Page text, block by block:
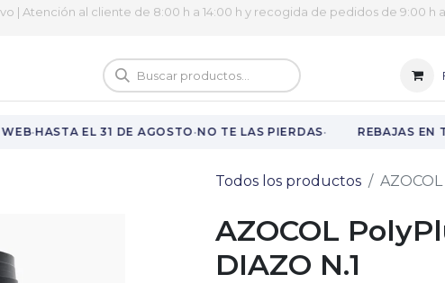
| Atención al cliente de 8:00 h a 14:00 h y recogida de pedidos de 9:00 h a
Vuelta al cole
·HASTA EL 31 DE AGOSTO·NO TE LAS PIERDAS· REBAJAS EN
Todos los productos
AZOCOL
DIAZO N.1